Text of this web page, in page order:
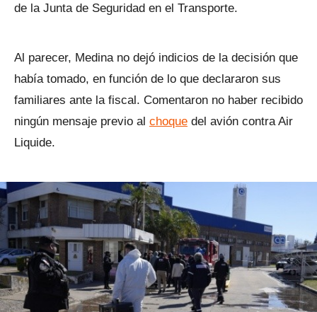
de la Junta de Seguridad en el Transporte.
Al parecer, Medina no dejó indicios de la decisión que
había tomado, en función de lo que declararon sus
familiares ante la fiscal. Comentaron no haber recibido
ningún mensaje previo al choque del avión contra Air
Liquide.